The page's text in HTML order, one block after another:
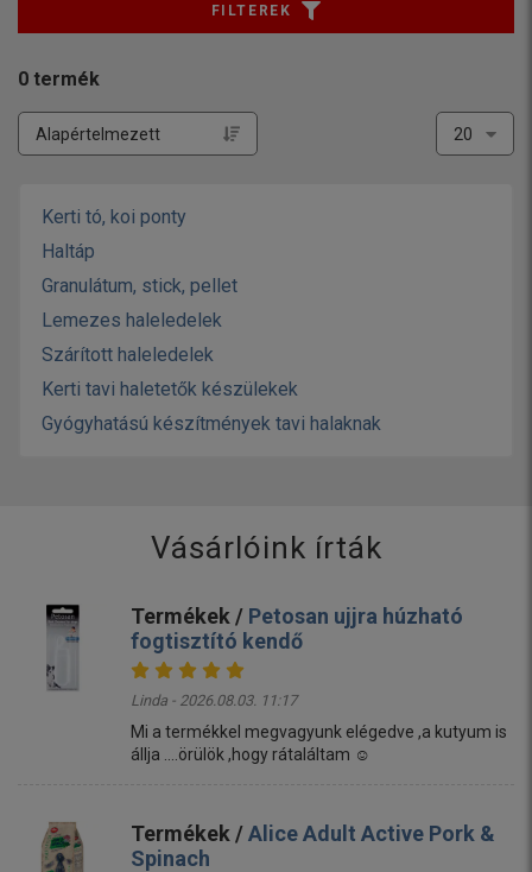
0 termék
FILTEREK
Kerti tó, koi ponty
Haltáp
Granulátum, stick, pellet
Lemezes haleledelek
Szárított haleledelek
Kerti tavi haletetők készülekek
Gyógyhatású készítmények tavi halaknak
Vásárlóink írták
Termékek / Petosan ujjra húzható
fogtisztító kendő
Linda - 2026.08.03. 11:17
Mi a termékkel megvagyunk elégedve ,a kutyum is
állja ....örülök ,hogy rátaláltam ☺️
Termékek /Alice Adult Active Pork &
Spinach